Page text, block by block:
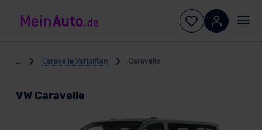
Caravelle Varianten Caravelle
VW Caravelle